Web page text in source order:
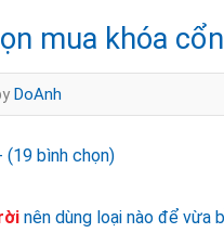
mua khóa
DoAnh
(19 bình chọn)
nên dùng loại nào để vừa